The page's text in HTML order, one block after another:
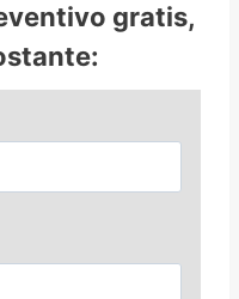
gratis,